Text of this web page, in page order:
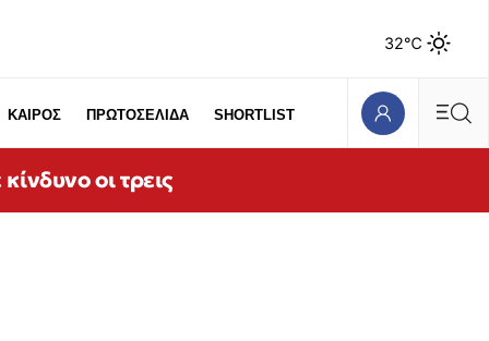
32℃
ΚΑΙΡΟΣ ΠΡΩΤΟΣΕΛΙΔΑ SHORTLIST
οι τρεις